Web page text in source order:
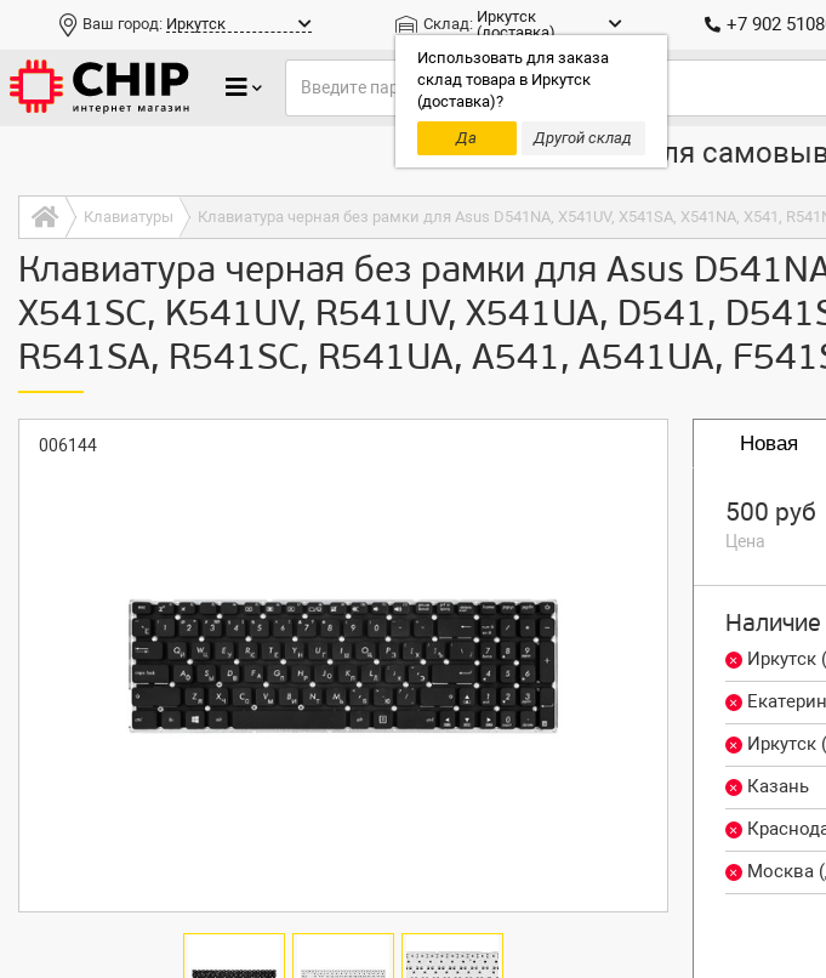
Ваш город: Иркутск Склад: Иркутск
(доставка)
Использовать для заказа
склад товара в Иркутск
(доставка)?
Да
Другой склад
+7 902
Только доставка, для
Клавиатуры
Клавиатура черная без рамки для Asus
X541SC, K541UV, R541UV, X541UA, D541,
R541SA, R541SC, R541UA, A541, A541UA,
006144 Новая
500 руб
Цена
Наличие
Иркутск
Казань
Москва